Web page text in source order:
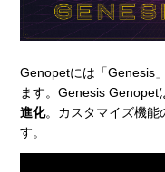
Genopetには「Genesis
ます。Genesis Genopet
進化。カスタマイズ機
す。